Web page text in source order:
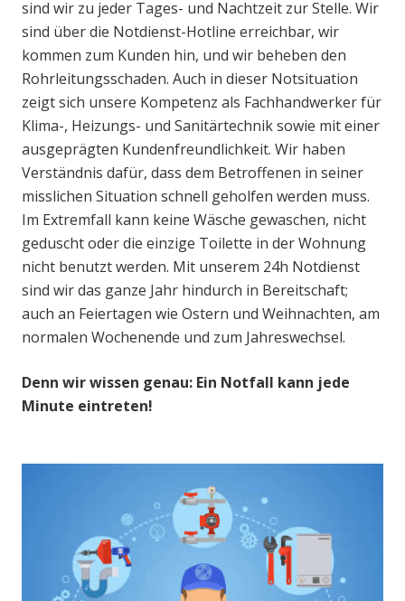
sind wir zu jeder Tages- und Nachtzeit zur Stelle. Wir
sind über die Notdienst-Hotline erreichbar, wir
kommen zum Kunden hin, und wir beheben den
Rohrleitungsschaden. Auch in dieser Notsituation
zeigt sich unsere Kompetenz als Fachhandwerker für
Klima-, Heizungs- und Sanitärtechnik sowie mit einer
ausgeprägten Kundenfreundlichkeit. Wir haben
Verständnis dafür, dass dem Betroffenen in seiner
misslichen Situation schnell geholfen werden muss.
Im Extremfall kann keine Wäsche gewaschen, nicht
geduscht oder die einzige Toilette in der Wohnung
nicht benutzt werden. Mit unserem 24h Notdienst
sind wir das ganze Jahr hindurch in Bereitschaft;
auch an Feiertagen wie Ostern und Weihnachten, am
normalen Wochenende und zum Jahreswechsel.
Denn wir wissen genau: Ein Notfall kann jede
Minute eintreten!